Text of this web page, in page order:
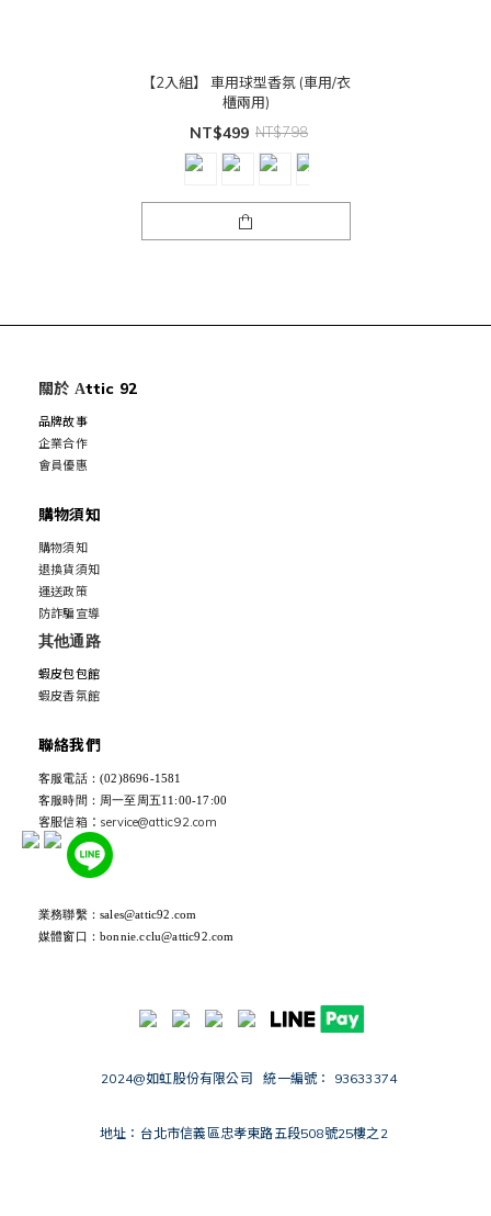
【2入組】 車用球型香氛 (車用/衣
櫃兩用)
NT$499 NT$798
關於 Attic 92
品牌故事
企業合作
會員優惠
購物須知
購物須知
退換貨須知
運送政策
防詐騙宣導
其他通路
蝦皮包包館
蝦皮香氛館
聯絡我們
客服電話：(02)8696-1581
客服時間：周一至周五11:00-17:00
客服信箱：service@attic92.com
業務聯繫：sales@attic92.com
媒體窗口：bonnie.cclu@attic92.com
2024@如虹股份有限公司 統一編號： 93633374
地址：台北市信義區忠孝東路五段508號25樓之2